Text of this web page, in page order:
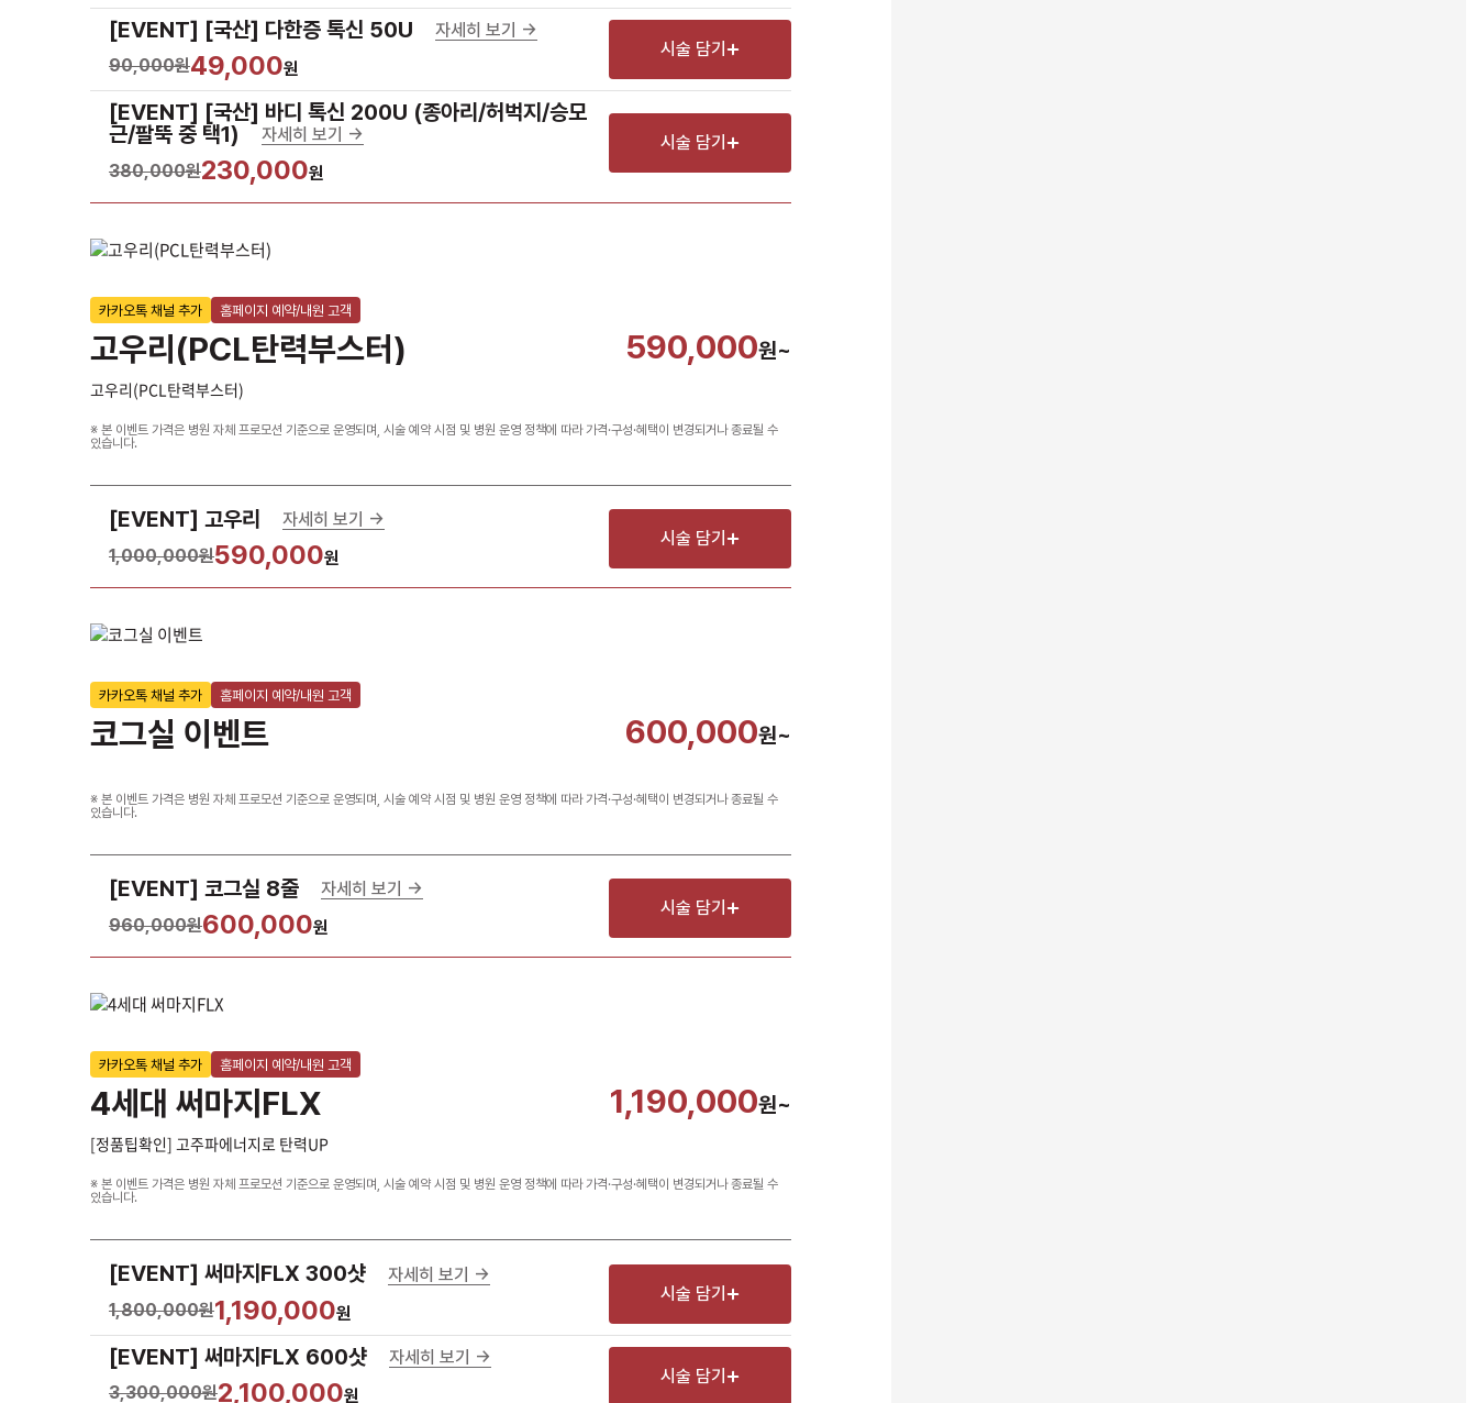
[EVENT] [국산] 다한증 톡신 50U
자세히 보기 ->
90,000원49,000원
시술 담기
[EVENT] [국산] 바디 톡신 200U (종아리/허벅지/승모
근/팔뚝 중 택1)
자세히 보기 ->
380,000원230,000원
시술 담기
카카오톡 채널 추가 홈페이지 예약/내원 고객
고우리(PCL탄력부스터) 590,000원~
고우리(PCL탄력부스터)
※ 본 이벤트 가격은 병원 자체 프로모션 기준으로 운영되며, 시술 예약 시점 및 병원 운영 정책에 따라 가격·구성·혜택이 변경되거나 종료될 수
있습니다.
[EVENT] 고우리
자세히 보기 ->
1,000,000원590,000원
시술 담기
카카오톡 채널 추가 홈페이지 예약/내원 고객
코그실 이벤트 600,000원~
※ 본 이벤트 가격은 병원 자체 프로모션 기준으로 운영되며, 시술 예약 시점 및 병원 운영 정책에 따라 가격·구성·혜택이 변경되거나 종료될 수
있습니다.
[EVENT] 코그실 8줄
자세히 보기 ->
960,000원600,000원
시술 담기
카카오톡 채널 추가 홈페이지 예약/내원 고객
4세대 써마지FLX 1,190,000원~
[정품팁확인] 고주파에너지로 탄력UP
※ 본 이벤트 가격은 병원 자체 프로모션 기준으로 운영되며, 시술 예약 시점 및 병원 운영 정책에 따라 가격·구성·혜택이 변경되거나 종료될 수
있습니다.
[EVENT] 써마지FLX 300샷
자세히 보기 ->
1,800,000원1,190,000원
시술 담기
[EVENT] 써마지FLX 600샷
자세히 보기 ->
3,300,000원2,100,000원
시술 담기